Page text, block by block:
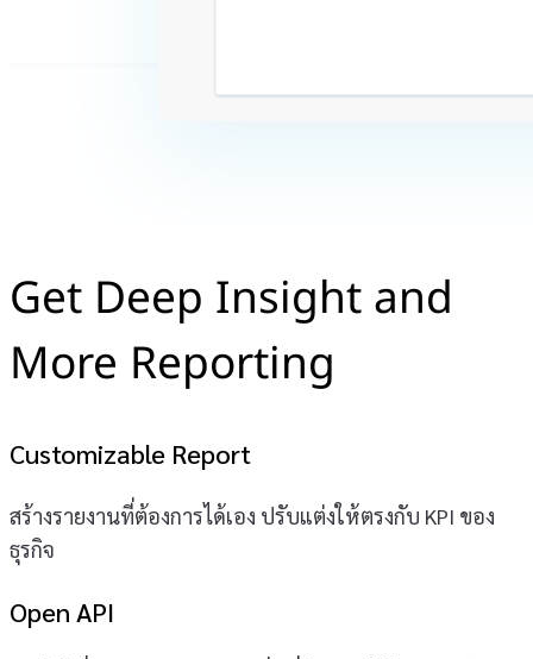
Get Deep Insight and
More Reporting
Customizable Report
สร้างรายงานที่ต้องการได้เอง ปรับแต่งให้ตรงกับ KPI ของ
ธุรกิจ
Open API